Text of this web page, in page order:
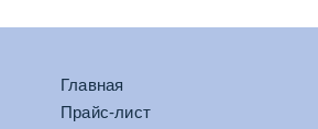
Главная
Прайс-лист